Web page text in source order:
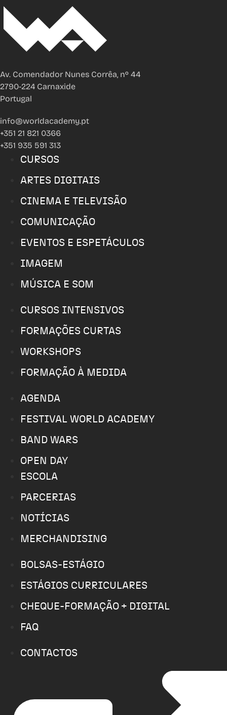
Av. Comendador Nunes Corrêa, nº 44
2790-224 Carnaxide
Portugal
info@worldacademy.pt
+351 21 821 0366
+351 935 591 313
CURSOS
ARTES DIGITAIS
CINEMA E TELEVISÃO
COMUNICAÇÃO
EVENTOS E ESPETÁCULOS
IMAGEM
MÚSICA E SOM
CURSOS INTENSIVOS
FORMAÇÕES CURTAS
WORKSHOPS
FORMAÇÃO À MEDIDA
AGENDA
FESTIVAL WORLD ACADEMY
BAND WARS
OPEN DAY
ESCOLA
PARCERIAS
NOTÍCIAS
MERCHANDISING
BOLSAS-ESTÁGIO
ESTÁGIOS CURRICULARES
CHEQUE-FORMAÇÃO + DIGITAL
FAQ
CONTACTOS